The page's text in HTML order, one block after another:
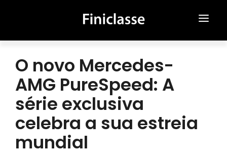
ATENDIMENTO ONLINE
NOVOS
USADOS
CAMPANHAS
O novo Mercedes-
AMG PureSpeed: A
série exclusiva
celebra a sua estreia
mundial